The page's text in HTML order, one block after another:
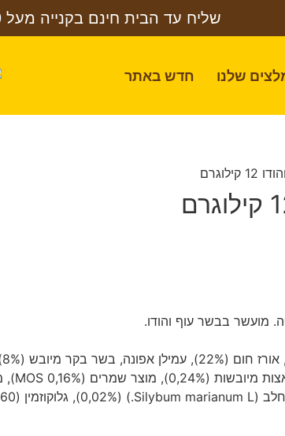
שליח עד הבית חינם בקנייה מעל 199 ₪
שלנו חדש באתר
מועשר בבשר עוף והודו.